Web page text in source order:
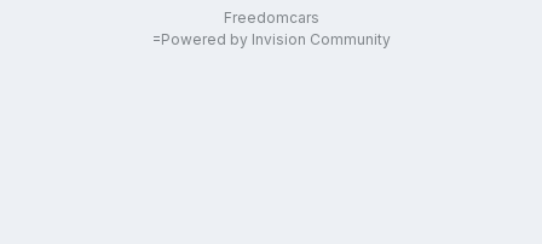
Freedomcars
=Powered by Invision Community